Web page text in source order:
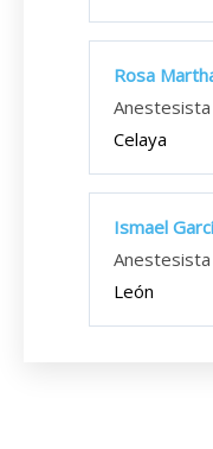
Rosa
Anestesista
Celaya
Ismael
Anestesista
León